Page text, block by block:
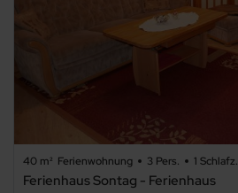
40 m² Ferienwohnung 3 Pers. 1 Schlafz.
Ferienhaus Sontag - Ferienhaus